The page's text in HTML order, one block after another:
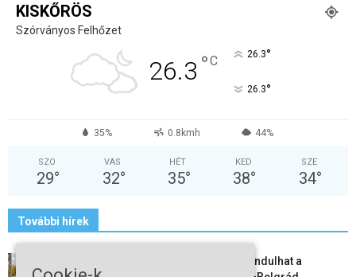
KISKŐRÖS
Szórványos Felhőzet
26.3 °C 26.3°
26.3°
35% 0.8kmh 44%
SZO
29°
VAS
32°
HÉT
35°
KED
38°
SZE
34°
További hírek
Vitézy Dávid: már ősszel újraindulhat a